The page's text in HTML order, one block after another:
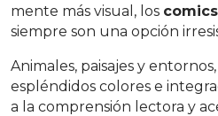
mente más visual, los
siempre son una opción
Animales, paisajes y
espléndidos colores e
a la comprensión lectora y